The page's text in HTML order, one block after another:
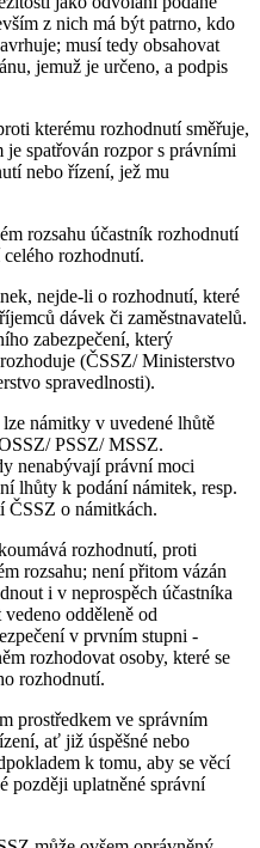
z nich má být patrno, kdo
musí tedy obsahovat
jemuž je určeno, a podpis
kterému rozhodnutí směřuje,
je spatřován rozpor s právními
nebo řízení, jež mu
rozsahu účastník rozhodnutí
celého rozhodnutí.
nejde-li o rozhodnutí, které
dávek či zaměstnavatelů.
zabezpečení, který
(ČSSZ/ Ministerstvo
spravedlnosti).
námitky v uvedené lhůtě
PSSZ/ MSSZ.
nenabývají právní moci
lhůty k podání námitek, resp.
ČSSZ o námitkách.
rozhodnutí, proti
rozsahu; není přitom vázán
i v neprospěch účastníka
odděleně od
v prvním stupni -
rozhodovat osoby, které se
rozhodnutí.
prostředkem ve správním
ať již úspěšné nebo
k tomu, aby se věcí
později uplatněné správní